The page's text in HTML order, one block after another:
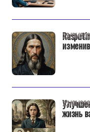
22/01/
жизнь
22/01/